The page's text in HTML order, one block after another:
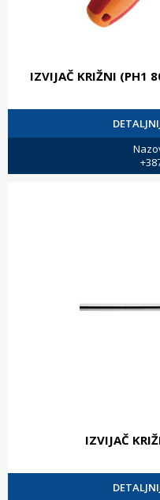
IZVIJAČ KRIŽNI (PH1
IZVIJAČ